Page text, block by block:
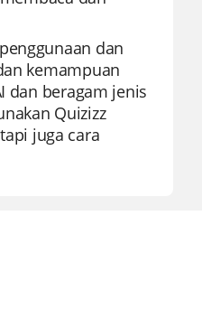
dan
kemampuan
dan beragam jenis
Quizizz
juga cara